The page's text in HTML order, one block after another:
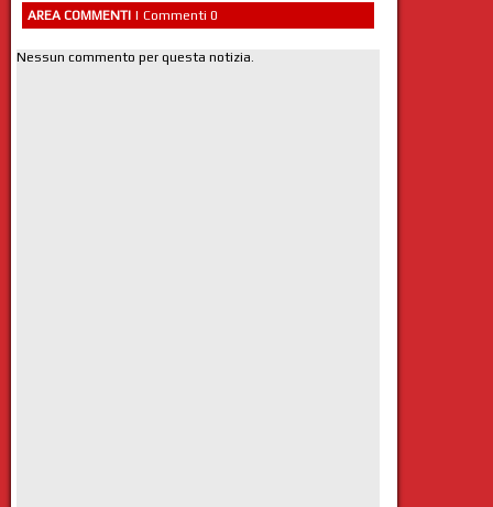
AREA COMMENTI | Commenti 0